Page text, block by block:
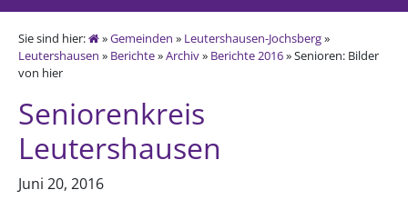
Sie sind hier: »Gemeinden » Leutershausen-Jochsberg»
Leutershausen » Berichte»Archiv» Berichte 2016» Senioren: Bilder
von hier
Seniorenkreis
Leutershausen
Juni 20, 2016